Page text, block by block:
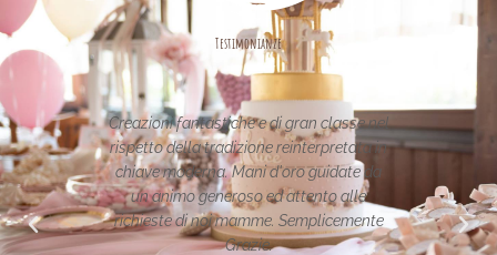
Testimonianze
nel
in
da
alle
Le creazioni sono fantastiche e
uniche..raffinate eleganti....complimenti
per la vostra pagina,piena di idee!grazie
Maria Teresa Masela
da Facebook